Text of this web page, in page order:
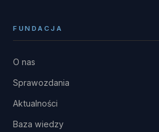
FUNDACJA
O nas
Sprawozdania
Aktualności
Baza wiedzy